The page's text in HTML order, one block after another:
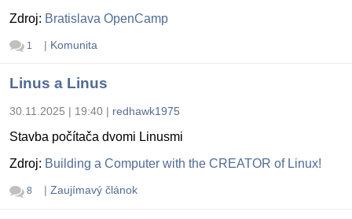
Zdroj: Bratislava OpenCamp
1 | Komunita
Linus a Linus
30.11.2025 | 19:40 | redhawk1975
Stavba počítača dvomi Linusmi
Zdroj: Building a Computer with the CREATOR of Linux!
8 | Zaujímavý článok